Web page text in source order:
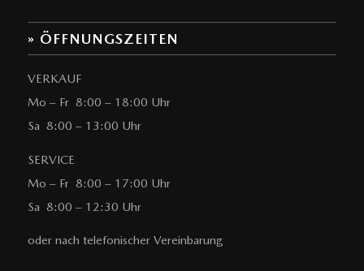
» ÖFFNUNGSZEITEN
VERKAUF
Mo – Fr 8:00 – 18:00 Uhr
Sa 8:00 – 13:00 Uhr
SERVICE
Mo – Fr 8:00 – 17:00 Uhr
Sa 8:00 – 12:30 Uhr
oder nach telefonischer Vereinbarung